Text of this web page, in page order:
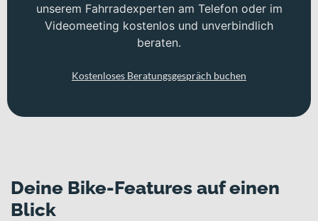
unserem Fahrradexperten am Telefon oder im
Videomeeting kostenlos und unverbindlich
beraten.
Kostenloses Beratungsgespräch buchen
Deine Bike-Features auf einen
Blick